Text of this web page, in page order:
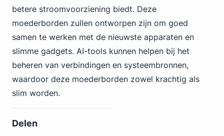
betere stroomvoorziening biedt. Deze
moederborden zullen ontworpen zijn om goed
samen te werken met de nieuwste apparaten en
slimme gadgets. AI-tools kunnen helpen bij het
beheren van verbindingen en systeembronnen,
waardoor deze moederborden zowel krachtig als
slim worden.
Delen